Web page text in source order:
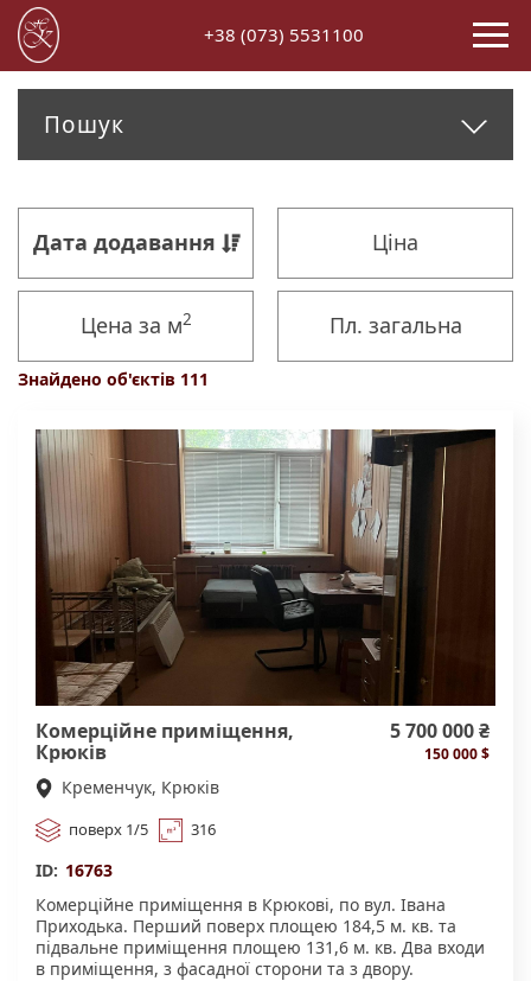
+38 (073) 5531100
Пошук
Дата додавання Ціна
Цена за м2 Пл. загальна
Знайдено об'єктів 111
Комерційне приміщення,
Крюків
5 700 000 ₴
150 000 $
Кременчук, Крюків
поверх 1/5 316
ID: 16763
Комерційне приміщення в Крюкові, по вул. Івана
Приходька. Перший поверх площею 184,5 м. кв. та
підвальне приміщення площею 131,6 м. кв. Два входи
в приміщення, з фасадної сторони та з двору.